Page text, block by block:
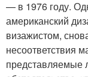
— в 1976 году.
американский
визажистом,
несоответствия
представляемые